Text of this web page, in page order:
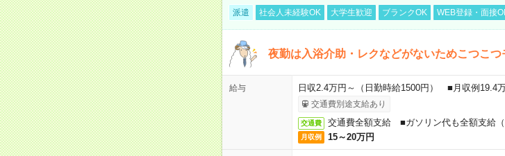
派遣 社会人未経験OK 大学生歓迎 ブランクOK WEB登録・面接
夜勤は入浴介助・レクなどがないためこつこ
給与 日収2.4万円～（日勤時給1500円） ■月収例19.4
交通費別途支給あり
交通費 交通費全額支給 ■ガソリン代も全額支給
月収例 15～20万円